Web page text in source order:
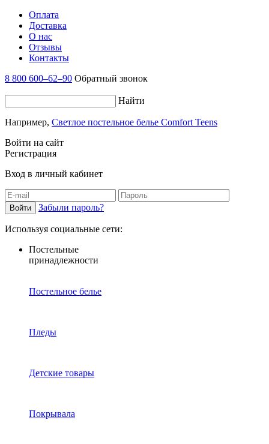
Оплата
Доставка
О нас
Отзывы
Контакты
8 800 600–62–90 Обратный звонок
Найти
Например, Светлое постельное белье Comfort Teens
Войти на сайт
Регистрация
Вход в личный кабинет
Забыли пароль?
Используя социальные сети:
Постельные
принадлежности
Постельное белье
Пледы
Детские товары
Покрывала